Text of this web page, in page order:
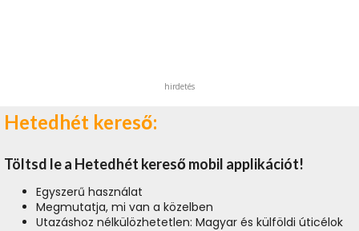
hirdetés
Hetedhét kereső:
Töltsd le a Hetedhét kereső mobil applikációt!
Egyszerű használat
Megmutatja, mi van a közelben
Utazáshoz nélkülözhetetlen: Magyar és külföldi úticélok